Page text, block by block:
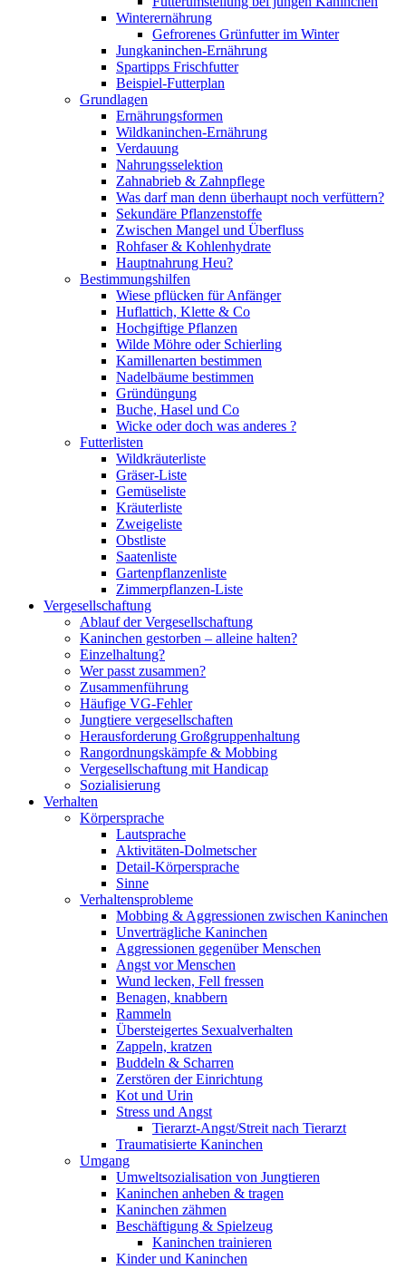
Winterernährung
Gefrorenes Grünfutter im Winter
Jungkaninchen-Ernährung
Spartipps Frischfutter
Beispiel-Futterplan
Grundlagen
Ernährungsformen
Wildkaninchen-Ernährung
Verdauung
Nahrungsselektion
Zahnabrieb & Zahnpflege
Was darf man denn überhaupt noch verfüttern?
Sekundäre Pflanzenstoffe
Zwischen Mangel und Überfluss
Rohfaser & Kohlenhydrate
Hauptnahrung Heu?
Bestimmungshilfen
Wiese pflücken für Anfänger
Huflattich, Klette & Co
Hochgiftige Pflanzen
Wilde Möhre oder Schierling
Kamillenarten bestimmen
Nadelbäume bestimmen
Gründüngung
Buche, Hasel und Co
Wicke oder doch was anderes ?
Futterlisten
Wildkräuterliste
Gräser-Liste
Gemüseliste
Kräuterliste
Zweigeliste
Obstliste
Saatenliste
Gartenpflanzenliste
Zimmerpflanzen-Liste
Vergesellschaftung
Ablauf der Vergesellschaftung
Kaninchen gestorben – alleine halten?
Einzelhaltung?
Wer passt zusammen?
Zusammenführung
Häufige VG-Fehler
Jungtiere vergesellschaften
Herausforderung Großgruppenhaltung
Rangordnungskämpfe & Mobbing
Vergesellschaftung mit Handicap
Sozialisierung
Verhalten
Körpersprache
Lautsprache
Aktivitäten-Dolmetscher
Detail-Körpersprache
Sinne
Verhaltensprobleme
Mobbing & Aggressionen zwischen Kaninchen
Unverträgliche Kaninchen
Aggressionen gegenüber Menschen
Angst vor Menschen
Wund lecken, Fell fressen
Benagen, knabbern
Rammeln
Übersteigertes Sexualverhalten
Zappeln, kratzen
Buddeln & Scharren
Zerstören der Einrichtung
Kot und Urin
Stress und Angst
Tierarzt-Angst/Streit nach Tierarzt
Traumatisierte Kaninchen
Umgang
Umweltsozialisation von Jungtieren
Kaninchen anheben & tragen
Kaninchen zähmen
Beschäftigung & Spielzeug
Kaninchen trainieren
Kinder und Kaninchen